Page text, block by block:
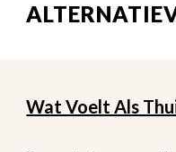
Wat Voelt Als